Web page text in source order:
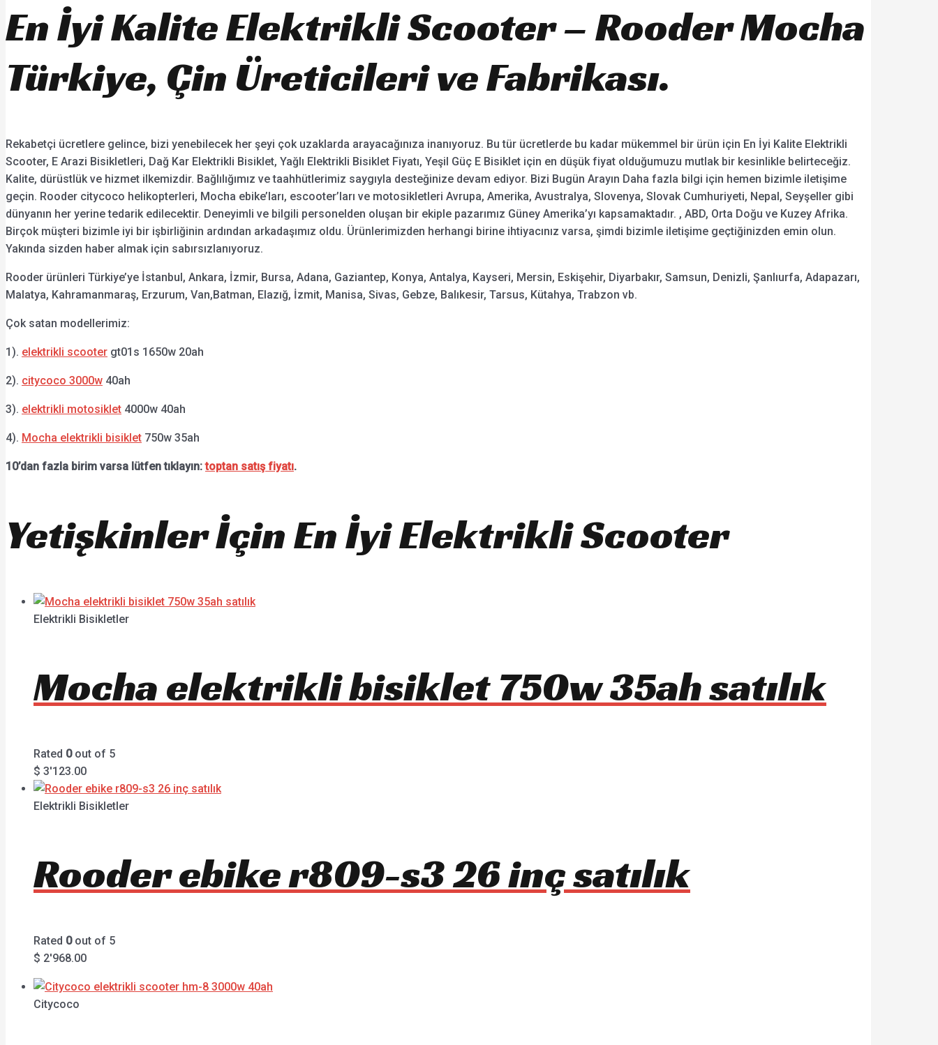
En İyi Kalite Elektrikli Scooter – Rooder Mocha
Türkiye, Çin Üreticileri ve Fabrikası.
Rekabetçi ücretlere gelince, bizi yenebilecek her şeyi çok uzaklarda arayacağınıza inanıyoruz. Bu tür ücretlerde bu kadar mükemmel bir ürün için En İyi Kalite Elektrikli
Scooter, E Arazi Bisikletleri, Dağ Kar Elektrikli Bisiklet, Yağlı Elektrikli Bisiklet Fiyatı, Yeşil Güç E Bisiklet için en düşük fiyat olduğumuzu mutlak bir kesinlikle belirteceğiz.
Kalite, dürüstlük ve hizmet ilkemizdir. Bağlılığımız ve taahhütlerimiz saygıyla desteğinize devam ediyor. Bizi Bugün Arayın Daha fazla bilgi için hemen bizimle iletişime
geçin. Rooder citycoco helikopterleri, Mocha ebike’ları, escooter’ları ve motosikletleri Avrupa, Amerika, Avustralya, Slovenya, Slovak Cumhuriyeti, Nepal, Seyşeller gibi
dünyanın her yerine tedarik edilecektir. Deneyimli ve bilgili personelden oluşan bir ekiple pazarımız Güney Amerika’yı kapsamaktadır. , ABD, Orta Doğu ve Kuzey Afrika.
Birçok müşteri bizimle iyi bir işbirliğinin ardından arkadaşımız oldu. Ürünlerimizden herhangi birine ihtiyacınız varsa, şimdi bizimle iletişime geçtiğinizden emin olun.
Yakında sizden haber almak için sabırsızlanıyoruz.
Rooder ürünleri Türkiye’ye İstanbul, Ankara, İzmir, Bursa, Adana, Gaziantep, Konya, Antalya, Kayseri, Mersin, Eskişehir, Diyarbakır, Samsun, Denizli, Şanlıurfa, Adapazarı,
Malatya, Kahramanmaraş, Erzurum, Van,Batman, Elazığ, İzmit, Manisa, Sivas, Gebze, Balıkesir, Tarsus, Kütahya, Trabzon vb.
Çok satan modellerimiz:
1). elektrikli scooter gt01s 1650w 20ah
2). citycoco 3000w 40ah
3). elektrikli motosiklet 4000w 40ah
4). Mocha elektrikli bisiklet 750w 35ah
10’dan fazla birim varsa lütfen tıklayın:toptan satış fiyatı.
Yetişkinler İçin En İyi Elektrikli Scooter
Elektrikli Bisikletler
Mocha elektrikli bisiklet 750w 35ah satılık
Rated 0out of 5
$ 3'123.00
Elektrikli Bisikletler
Rooder ebike r809-s3 26 inç satılık
Rated 0out of 5
$ 2'968.00
Citycoco